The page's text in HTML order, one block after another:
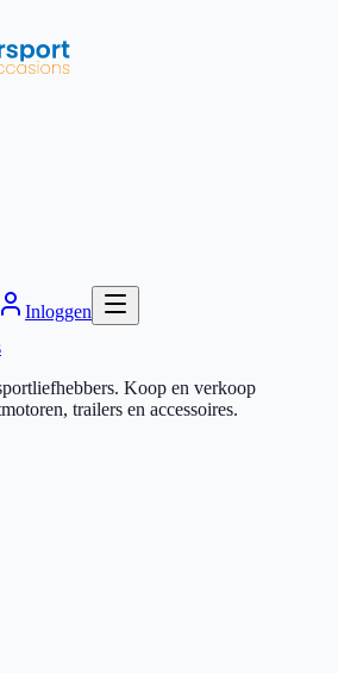
Inloggen
Koop en verkoop
trailers en accessoires.